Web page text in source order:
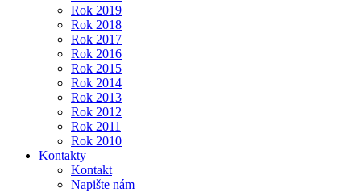
Rok 2019
Rok 2018
Rok 2017
Rok 2016
Rok 2015
Rok 2014
Rok 2013
Rok 2012
Rok 2011
Rok 2010
Kontakty
Kontakt
Napište nám